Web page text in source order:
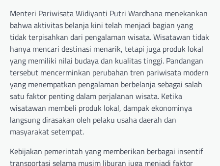
Menteri Pariwisata Widiyanti Putri Wardhana menekankan
bahwa aktivitas belanja kini telah menjadi bagian yang
tidak terpisahkan dari pengalaman wisata. Wisatawan tidak
hanya mencari destinasi menarik, tetapi juga produk lokal
yang memiliki nilai budaya dan kualitas tinggi. Pandangan
tersebut mencerminkan perubahan tren pariwisata modern
yang menempatkan pengalaman berbelanja sebagai salah
satu faktor penting dalam perjalanan wisata. Ketika
wisatawan membeli produk lokal, dampak ekonominya
langsung dirasakan oleh pelaku usaha daerah dan
masyarakat setempat.
Kebijakan pemerintah yang memberikan berbagai insentif
transportasi selama musim liburan juga menjadi faktor